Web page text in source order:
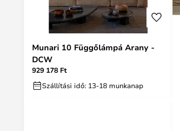
Munari 10 Függőlámpá Arany -
DCW
929 178 Ft
Szállítási idő: 13-18 munkanap